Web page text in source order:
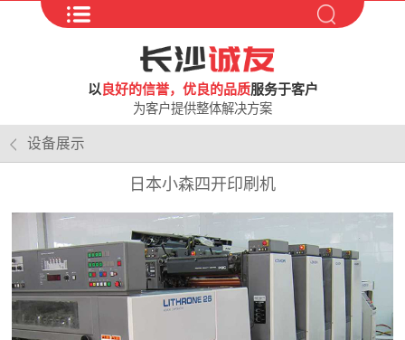
以良好的信誉，优良的品质服务于客户
为客户提供整体解决方案
设备展示
日本小森四开印刷机